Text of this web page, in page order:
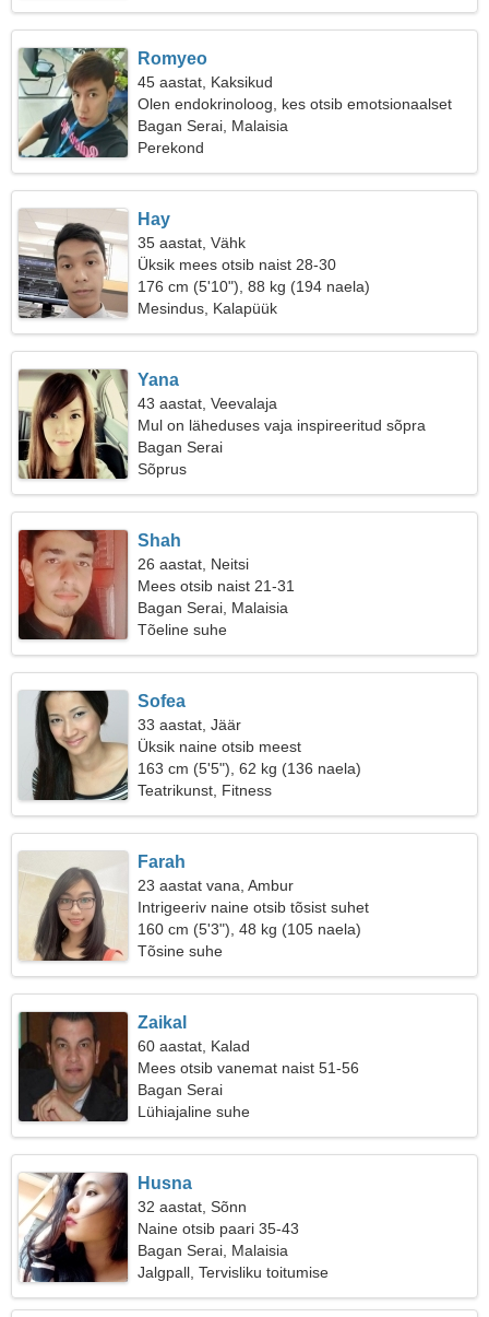
Romyeo
45 aastat, Kaksikud
Olen endokrinoloog, kes otsib emotsionaalset
naist
Bagan Serai, Malaisia
Perekond
Hay
35 aastat, Vähk
Üksik mees otsib naist 28-30
176 cm (5'10"), 88 kg (194 naela)
Mesindus, Kalapüük
Yana
43 aastat, Veevalaja
Mul on läheduses vaja inspireeritud sõpra
Bagan Serai
Sõprus
Shah
26 aastat, Neitsi
Mees otsib naist 21-31
Bagan Serai, Malaisia
Tõeline suhe
Sofea
33 aastat, Jäär
Üksik naine otsib meest
163 cm (5'5"), 62 kg (136 naela)
Teatrikunst, Fitness
Farah
23 aastat vana, Ambur
Intrigeeriv naine otsib tõsist suhet
160 cm (5'3"), 48 kg (105 naela)
Tõsine suhe
Zaikal
60 aastat, Kalad
Mees otsib vanemat naist 51-56
Bagan Serai
Lühiajaline suhe
Husna
32 aastat, Sõnn
Naine otsib paari 35-43
Bagan Serai, Malaisia
Jalgpall, Tervisliku toitumise